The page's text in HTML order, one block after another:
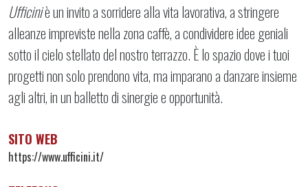
Ufficiniè un invito a sorridere alla vita lavorativa, a stringere
alleanze impreviste nella zona caffè, a condividere idee geniali
sotto il cielo stellato del nostro terrazzo. È lo spazio dove i tuoi
progetti non solo prendono vita, ma imparano a danzare insieme
agli altri, in un balletto di sinergie e opportunità.
SITO WEB
https://www.ufficini.it/